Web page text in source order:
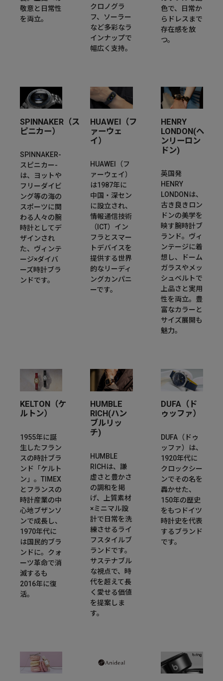
敬意と日常性
を両立。
クロノグラ
フ、ソーラー
など多彩なラ
インナップで
幅広く支持。
色で、日常か
らドレスまで
存在感を放
つ。
SPINNAKER（ス
ピニカー）
SPINNAKER-
スピニカー-
は、ヨットや
フリーダイビ
ング等の海の
スポーツに関
わる人々の腕
時計としてデ
ザインされ
た、ヴィンテ
ージ×ダイバ
ーズ時計ブラ
ンドです。
HUAWEI（フ
ァーウェ
イ）
HUAWEI（フ
ァーウェイ）
は1987年に
中国・深セン
に設立され、
情報通信技術
（ICT）イン
フラとスマー
トデバイスを
提供する世界
的なリーディ
ングカンパニ
ーです。
HENRY
LONDON(ヘ
ンリーロン
ドン)
英国発
HENRY
LONDONは、
古き良きロン
ドンの美学を
映す腕時計ブ
ランド。ヴィ
ンテージに着
想し、ドーム
ガラスやメッ
シュベルトで
上品さと実用
性を両立。豊
富なカラーと
サイズ展開も
魅力。
KELTON（ケ
ルトン）
1955年に誕
生したフラン
スの時計ブラ
ンド「ケルト
ン」。TIMEX
とフランスの
時計産業の中
心地ブザンソ
ンで成長し、
1970年代に
は国民的ブラ
ンドに。クォ
ーツ革命で消
滅するも
2016年に復
活。
HUMBLE
RICH(ハン
ブルリッ
チ)
HUMBLE
RICHは、謙
虚さと豊かさ
の調和を掲
げ、上質素材
×ミニマル設
計で日常を洗
練させるライ
フスタイルブ
ランドです。
サステナブル
な視点で、時
代を超えて長
く愛せる価値
を提案しま
す。
DUFA（ド
ゥッファ）
DUFA（ドゥ
ッファ）は、
1920年代に
クロックシー
ンでその名を
轟かせた、
150年の歴史
をもつドイツ
時計史を代表
するブランド
です。